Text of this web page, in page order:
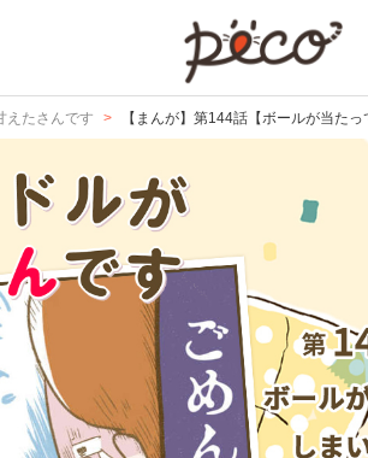
たさんです 【まんが】第144話【ボールが当た